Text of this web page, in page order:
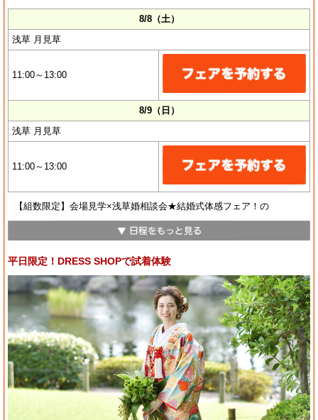
8/8（土）
浅草 月見草
11:00～13:00
8/9（日）
浅草 月見草
11:00～13:00
【組数限定】会場見学×浅草婚相談会★結婚式体感フェア！の
平日限定！DRESS SHOPで試着体験